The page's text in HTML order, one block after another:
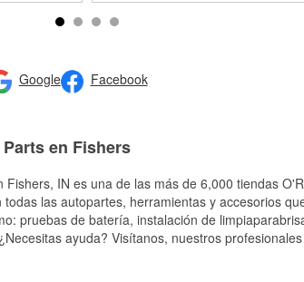
Google Facebook
en Fishers
Fishers, IN es una de las más de 6,000 tiendas
las autopartes, herramientas y accesorios
pruebas de batería, instalación de
ayuda? Visítanos, nuestros